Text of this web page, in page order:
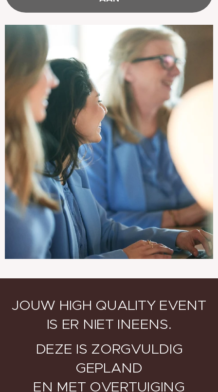
JOUW HIGH QUALITY EVENT
IS ER NIET INEENS.
DEZE IS ZORGVULDIG
GEPLAND
EN MET OVERTUIGING